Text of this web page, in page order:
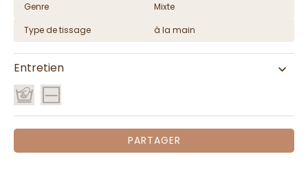
Genre
Mixte
Type de tissage
à la main
Entretien
PARTAGER